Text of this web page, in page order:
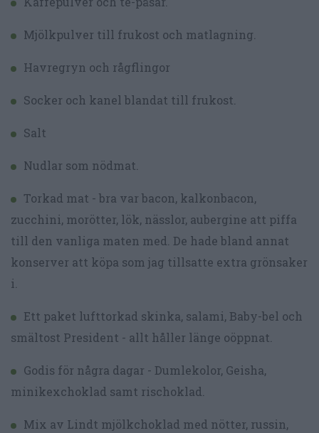
Mjölkpulver till frukost och matlagning.
Havregryn och rågflingor
Socker och kanel blandat till frukost.
Salt
Nudlar som nödmat.
Torkad mat - bra var bacon, kalkonbacon,
zucchini, morötter, lök, nässlor, aubergine att piffa
till den vanliga maten med. De hade bland annat
konserver att köpa som jag tillsatte extra grönsaker
i.
Ett paket lufttorkad skinka, salami, Baby-bel och
smältost President - allt håller länge oöppnat.
Godis för några dagar - Dumlekolor, Geisha,
minikexchoklad samt rischoklad.
Mix av Lindt mjölkchoklad med nötter, russin,